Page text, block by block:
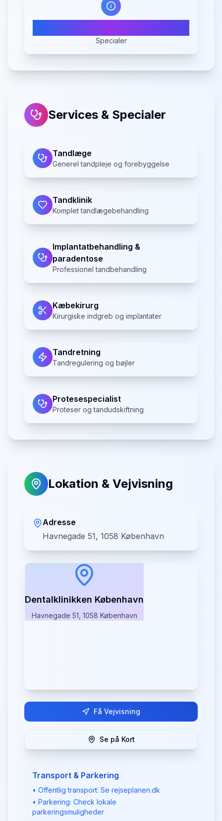
Specialer
Services & Specialer
Tandlæge
Generel tandpleje og forebyggelse
Tandklinik
Komplet tandlægebehandling
Implantatbehandling &
paradentose
Professionel tandbehandling
Kæbekirurg
Kirurgiske indgreb og implantater
Tandretning
Tandregulering og bøjler
Protesespecialist
Proteser og tandudskiftning
Lokation & Vejvisning
Adresse
Havnegade 51, 1058 København
Dentalklinikken København
Havnegade 51, 1058 København
Få Vejvisning
Se på Kort
Transport & Parkering
• Offentlig transport: Se rejseplanen.dk
• Parkering: Check lokale
parkeringsmuligheder